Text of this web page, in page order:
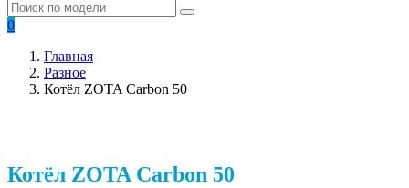
0
Главная
Разное
Котёл ZOTA Carbon 50
Котёл ZOTA Carbon 50